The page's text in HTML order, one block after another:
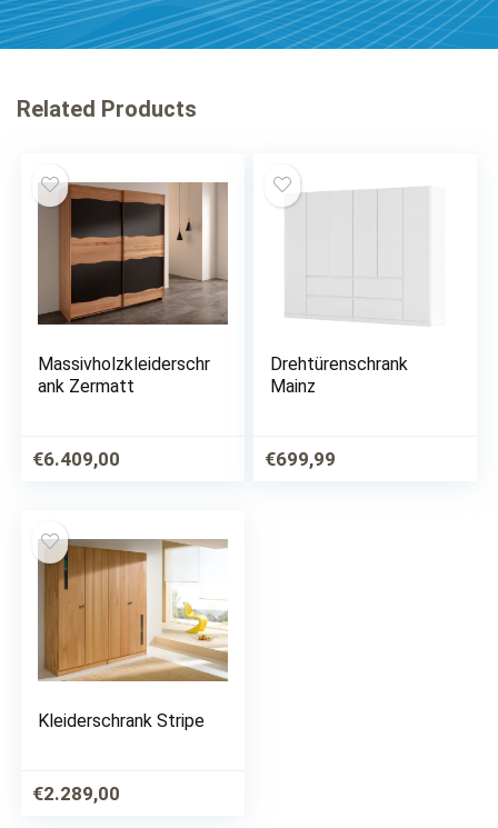
Related Products
Massivholzkleiderschr
ank Zermatt
€6.409,00
Drehtürenschrank
Mainz
€699,99
Kleiderschrank Stripe
€2.289,00